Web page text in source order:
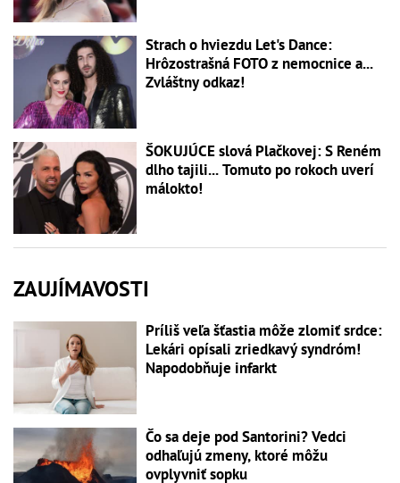
Strach o hviezdu Let's Dance:
Hrôzostrašná FOTO z nemocnice a...
Zvláštny odkaz!
ŠOKUJÚCE slová Plačkovej: S Reném
dlho tajili... Tomuto po rokoch uverí
málokto!
ZAUJÍMAVOSTI
Príliš veľa šťastia môže zlomiť srdce:
Lekári opísali zriedkavý syndróm!
Napodobňuje infarkt
Čo sa deje pod Santorini? Vedci
odhaľujú zmeny, ktoré môžu
ovplyvniť sopku